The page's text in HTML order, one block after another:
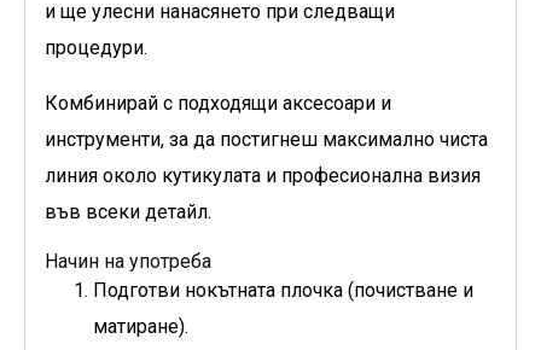
и ще улесни нанасянето при следващи
процедури.
Комбинирай с подходящи аксесоари и
инструменти, за да постигнеш максимално чиста
линия около кутикулата и професионална визия
във всеки детайл.
Начин на употреба
Подготви нокътната плочка (почистване и
матиране).